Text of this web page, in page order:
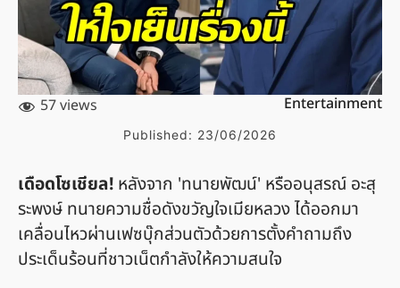
57 views Entertainment
Published: 23/06/2026
เดือดโซเชียล! หลังจาก 'ทนายพัฒน์' หรืออนุสรณ์ อะสุ
ระพงษ์ ทนายความชื่อดังขวัญใจเมียหลวง ได้ออกมา
เคลื่อนไหวผ่านเฟซบุ๊กส่วนตัวด้วยการตั้งคำถามถึง
ประเด็นร้อนที่ชาวเน็ตกำลังให้ความสนใจ